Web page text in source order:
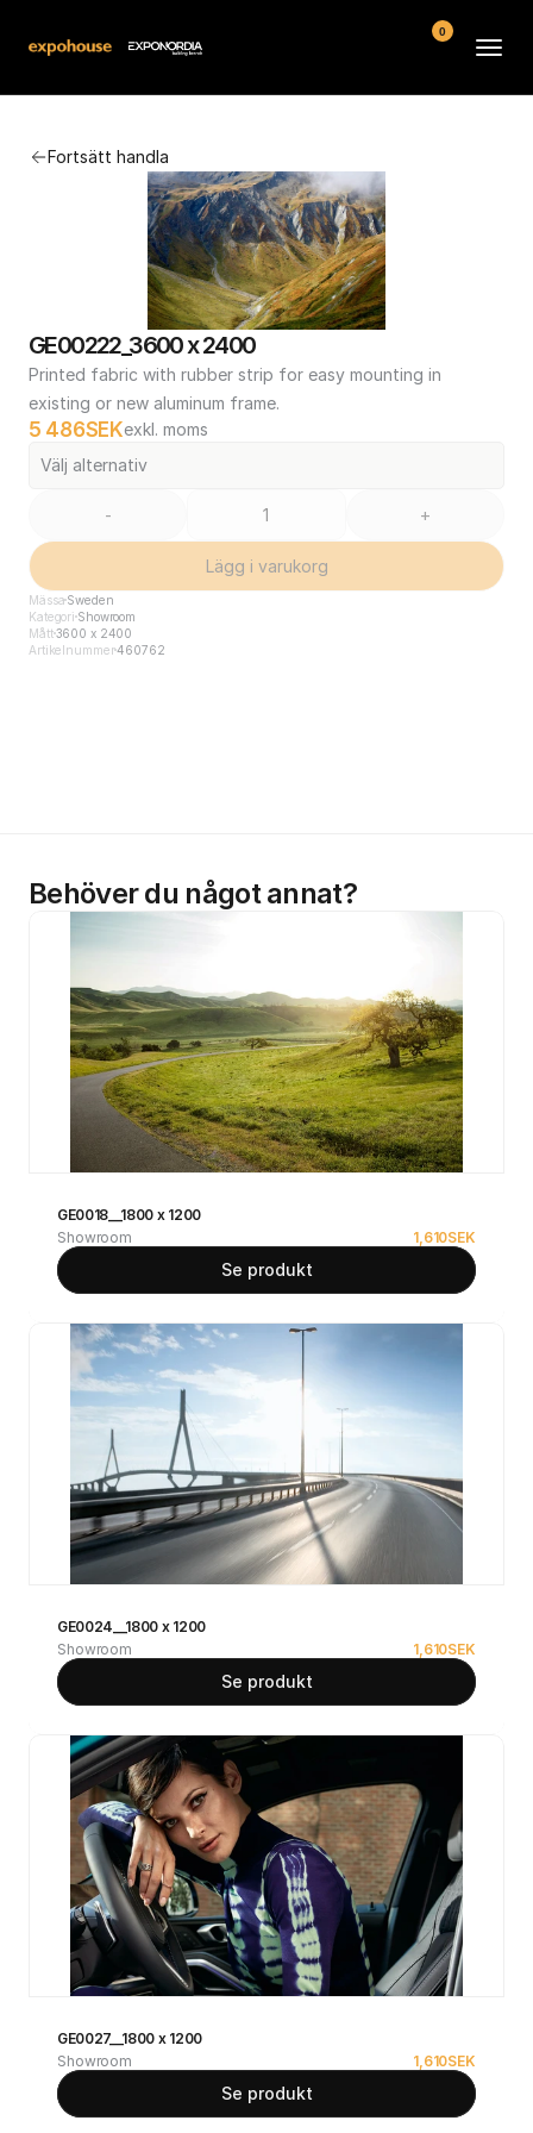
Fortsätt handla
GE00222_3600 x 2400
Printed fabric with rubber strip for easy mounting in
existing or new aluminum frame.
5 486SEKexkl. moms
Välj alternativ
- +
Lägg i varukorg
Mässa Sweden
Kategori Showroom
Mått3600 x 2400
Artikelnummer460762
Behöver du något annat?
GE0018__1800 x 1200
Showroom
1,610SEK
Se produkt
GE0024__1800 x 1200
Showroom
1,610SEK
Se produkt
GE0027__1800 x 1200
Showroom
1,610SEK
Se produkt
Kontakt
Köpvillkor
0